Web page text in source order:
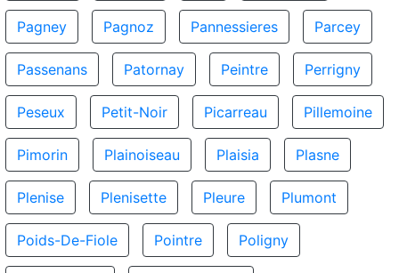
Pagney Pagnoz Pannessieres Parcey
Passenans Patornay Peintre Perrigny
Peseux Petit-Noir Picarreau Pillemoine
Pimorin Plainoiseau Plaisia Plasne
Plenise Plenisette Pleure Plumont
Poids-De-Fiole Pointre Poligny